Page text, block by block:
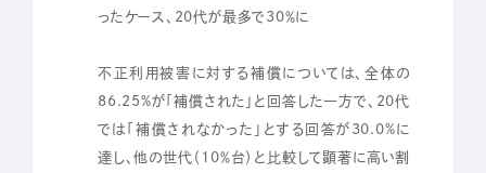
ったケース、20代が最多で30％に
不正利用被害に対する補償については、全体の
86.25%が「補償された」と回答した一方で、20代
では「補償されなかった」とする回答が30.0%に
達し、他の世代（10％台）と比較して顕著に高い割